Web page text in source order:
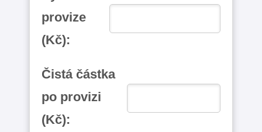
provize
(Kč):
Čistá částka
po provizi
(Kč):